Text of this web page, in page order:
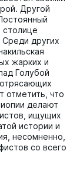
Другой
столице
других
жарких и
Голубой
отметить, что
делают
ищущих
истории и
несомненно,
со всего